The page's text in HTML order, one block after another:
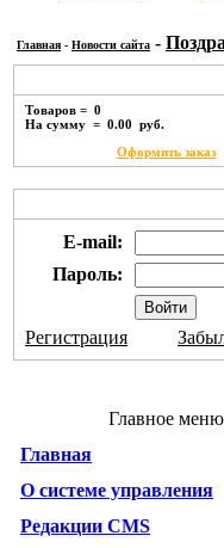
Главная - Новости сайта -
Товаров = 0
На сумму = 0.00 руб.
Оформить заказ
E-mail:
Пароль:
Регистрация
Главное меню
Главная
О системе управления
Редакции CMS